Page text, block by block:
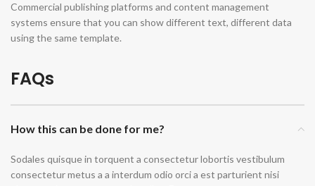
Commercial publishing platforms and content management
systems ensure that you can show different text, different data
using the same template.
FAQs
How this can be done for me?
Sodales quisque in torquent a consectetur lobortis vestibulum
consectetur metus a a interdum odio orci a est parturient nisi